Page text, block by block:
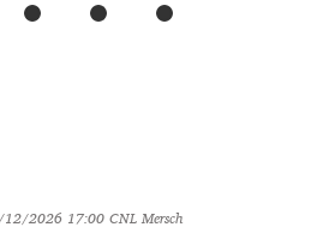
2026 17:00CNL Mersch